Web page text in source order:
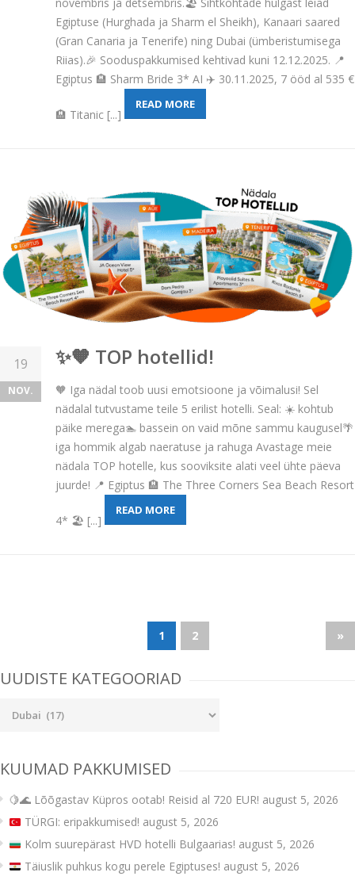
Egiptuse (Hurghada ja Sharm el Sheikh), Kanaari saared
(Gran Canaria ja Tenerife) ning Dubai (ümberistumisega
Riias).🎉 Sooduspakkumised kehtivad kuni 12.12.2025. 📍
Egiptus 🏨 Sharm Bride 3* AI ✈️ 30.11.2025, 7 ööd al 535 €
🏨 Titanic [...]
READ MORE
19
NOV.
✨🧡 TOP hotellid!
🧡 Iga nädal toob uusi emotsioone ja võimalusi! Sel
nädalal tutvustame teile 5 erilist hotelli. Seal: ☀️ kohtub
päike merega🏊 bassein on vaid mõne sammu kaugusel🌴
iga hommik algab naeratuse ja rahuga Avastage meie
nädala TOP hotelle, kus sooviksite alati veel ühte päeva
juurde! 📍 Egiptus 🏨 The Three Corners Sea Beach Resort
4* 🏖️ [...]
READ MORE
1 2 »
UUDISTE KATEGOORIAD
KUUMAD PAKKUMISED
🍋🌊 Lõõgastav Küpros ootab! Reisid al 720 EUR! august 5, 2026
TÜRGI: eripakkumised! august 5, 2026
Kolm suurepärast HVD hotelli Bulgaarias! august 5, 2026
Täiuslik puhkus kogu perele Egiptuses! august 5, 2026